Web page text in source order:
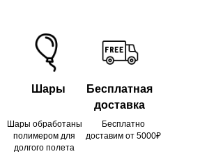
Шары обработаны
полимером для
долгого полета
Бесплатно
доставим от 5000₽
Шары
Бесплатная
доставка